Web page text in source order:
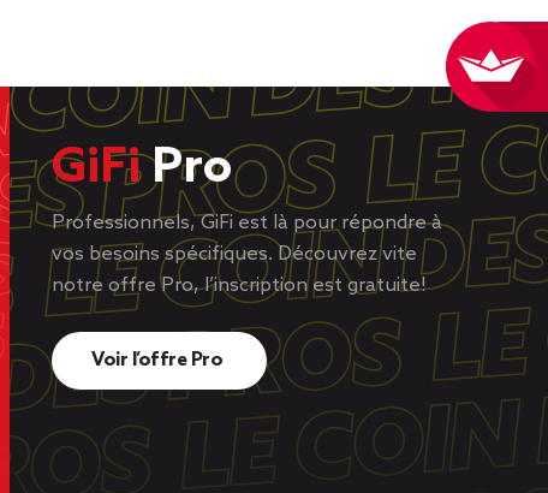
GiFiPro
Professionnels, GiFi est là pour répondre à
vos besoins spécifiques. Découvrez vite
notre offre Pro, l’inscription est gratuite!
Voir l’offre Pro